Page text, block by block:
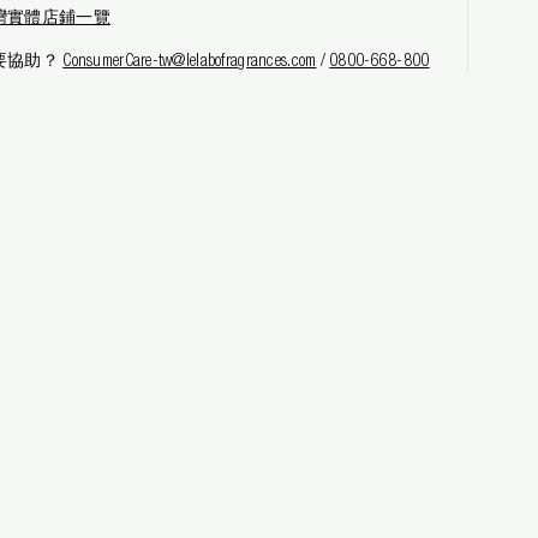
實體店鋪一覽
協助？ ConsumerCare-tw@lelabofragrances.com / 0800-668-800